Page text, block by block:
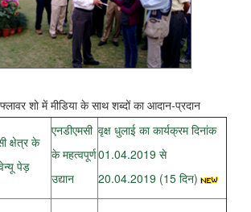
शो में मीडिया केसाथ शब्दों का आदान-प्रदान
क्षेत्र के
पेड़
एनडीएमसी
के महत्वपूर्ण
उद्यान
वृक्ष धुलाई का कार्यक्रम दिनांक
01.04.2019 से
20.04.2019 (15 दिन)